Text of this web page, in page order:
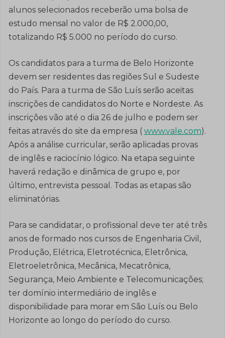
alunos selecionados receberão uma bolsa de
estudo mensal no valor de R$ 2.000,00,
totalizando R$ 5.000 no período do curso.
Os candidatos para a turma de Belo Horizonte
devem ser residentes das regiões Sul e Sudeste
do País. Para a turma de São Luís serão aceitas
inscrições de candidatos do Norte e Nordeste. As
inscrições vão até o dia 26 de julho e podem ser
feitas através do site da empresa ( www.vale.com).
Após a análise curricular, serão aplicadas provas
de inglês e raciocínio lógico. Na etapa seguinte
haverá redação e dinâmica de grupo e, por
último, entrevista pessoal. Todas as etapas são
eliminatórias.
Para se candidatar, o profissional deve ter até três
anos de formado nos cursos de Engenharia Civil,
Produção, Elétrica, Eletrotécnica, Eletrônica,
Eletroeletrônica, Mecânica, Mecatrônica,
Segurança, Meio Ambiente e Telecomunicações;
ter domínio intermediário de inglês e
disponibilidade para morar em São Luís ou Belo
Horizonte ao longo do período do curso.